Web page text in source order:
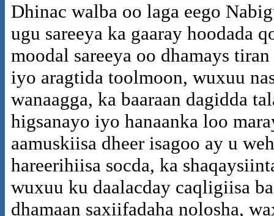
Dhinac walba oo laga eego
ugu sareeya ka gaaray hoodada
moodal sareeya oo dhamays
iyo aragtida toolmoon, wuxuu
wanaagga, ka baaraan dagidda
higsanayo iyo hanaanka loo
aamuskiisa dheer isagoo ay u
hareerihiisa socda, ka
wuxuu ku daalacday caqligiisa
dhamaan saxiifadaha nolosha,